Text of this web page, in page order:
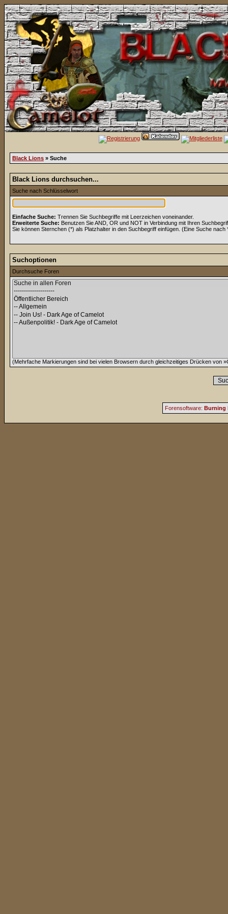
Black Lions » Suche
Black Lions durchsuchen...
Suche nach Schlüsselwort
Einfache Suche: Trennen Sie Suchbegriffe mit Leerzeichen voneinander.
Erweiterte Suche: Benutzen Sie AND, OR und NOT in Verbindung mit Ihren
Sie können Sternchen (*) als Platzhalter in den Suchbegriff einfügen. (Eine Suche
Suchoptionen
Durchsuche Foren
(Mehrfache Markierungen sind bei vielen Browsern durch gleichzeitiges Drücken von
Forensoftware: Burning